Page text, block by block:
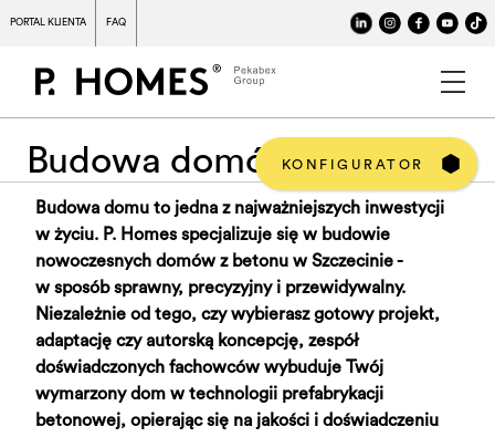
PORTAL KLIENTA FAQ
PROJEKTY
DLACZEGO P.HOMES
O FIRMIE
REALIZACJE
KONFIGURATOR
Budowa domów Szczecin
Budowa domu to jedna z najważniejszych inwestycji
w życiu. P. Homes specjalizuje się w budowie
nowoczesnych domów z betonu w Szczecinie -
w sposób sprawny, precyzyjny i przewidywalny.
Niezależnie od tego, czy wybierasz gotowy projekt,
adaptację czy autorską koncepcję, zespół
doświadczonych fachowców wybuduje Twój
wymarzony dom w technologii prefabrykacji
betonowej, opierając się na jakości i doświadczeniu